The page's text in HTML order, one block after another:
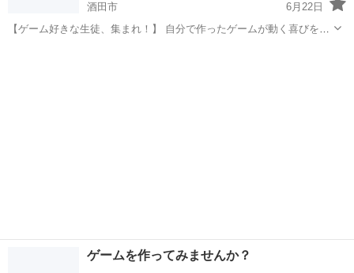
酒田市
6月22日
【ゲーム好きな生徒、集まれ！】 自分で作ったゲームが動く喜びを体
ゲームを作ってみませんか？